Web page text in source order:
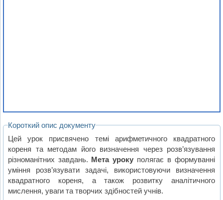
Короткий опис документу
Цей урок присвячено темі арифметичного квадратного
кореня та методам його визначення через розв’язування
різноманітних завдань. Мета уроку полягає в формуванні
уміння розв’язувати задачі, використовуючи визначення
квадратного кореня, а також розвитку аналітичного
мислення, уваги та творчих здібностей учнів.